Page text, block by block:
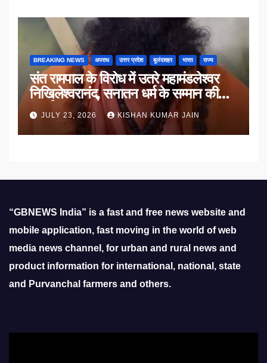
BREAKING NEWS अपराध उत्तर प्रदेश बुलंदशहर भारत राज्य
संत रामपाल के विरोध में उतरे महामंडलेश्वर
निखिलेश्वरानंद, सनातन धर्म के सम्मान की
उठाई मांग
JULY 23, 2026 KISHAN KUMAR JAIN
“GBNEWS India” is a fast and free news website and
mobile application, fast moving in the world of web
media news channel, for urban and rural news and
product information for international, national, state
and Purvanchal farmers and others.